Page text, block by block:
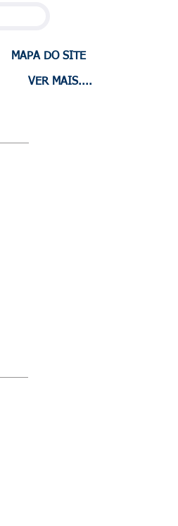
MAPA DO SITE
VER MAIS....